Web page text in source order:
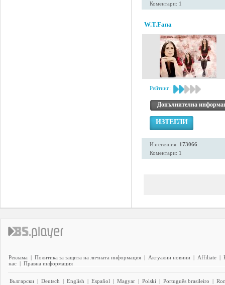
Коментари: 1
W.T.Fana
Рейтинг:
Допълнителна
ИЗТЕГЛИ
Изтегляния: 173066
Коментари: 1
Реклама | Политика за защита на личната информация | Актуални новини | Affiliate |
нас | Правна информация
Български | Deutsch | English | Español | Magyar | Polski | Português brasileiro |